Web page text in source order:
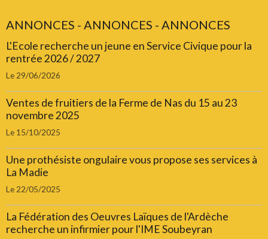
ANNONCES - ANNONCES - ANNONCES
L'Ecole recherche un jeune en Service Civique pour la
rentrée 2026 / 2027
Le 29/06/2026
Ventes de fruitiers de la Ferme de Nas du 15 au 23
novembre 2025
Le 15/10/2025
Une prothésiste ongulaire vous propose ses services à
La Madie
Le 22/05/2025
La Fédération des Oeuvres Laïques de l'Ardèche
recherche un infirmier pour l'IME Soubeyran